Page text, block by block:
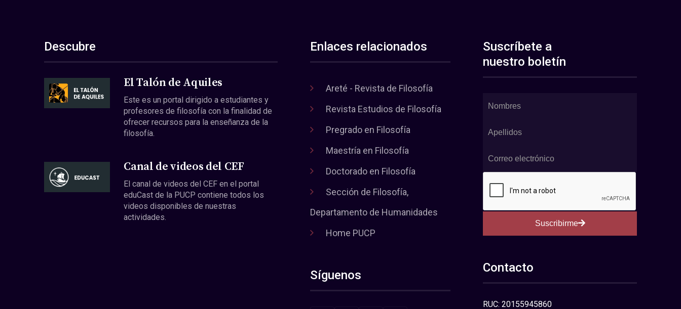
Descubre
El Talón de Aquiles
Este es un portal dirigido a estudiantes y
profesores de filosofía con la finalidad de
ofrecer recursos para la enseñanza de la
filosofía.
Canal de videos del CEF
El canal de videos del CEF en el portal
eduCast de la PUCP contiene todos los
videos disponibles de nuestras
actividades.
Enlaces relacionados
Areté - Revista de Filosofía
Revista Estudios de Filosofía
Pregrado en Filosofía
Maestría en Filosofía
Doctorado en Filosofía
Sección de Filosofía,
Departamento de Humanidades
Home PUCP
Síguenos
Suscríbete a
nuestro boletín
Suscribirme
Contacto
RUC: 20155945860